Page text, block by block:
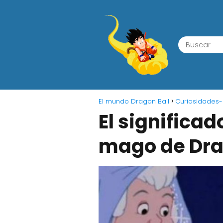
El mundo Dragon Ball
El
mago de